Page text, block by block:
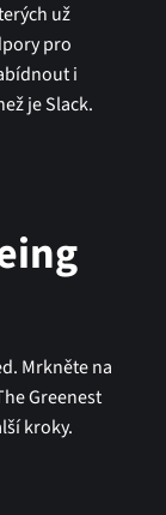
už
pro
i
je Slack.
Mrkněte na
Greenest
kroky.